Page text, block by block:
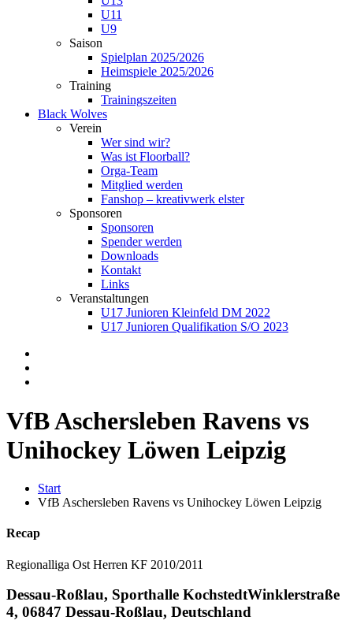
U11
U9
Saison
Spielplan 2025/2026
Heimspiele 2025/2026
Training
Trainingszeiten
Black Wolves
Verein
Wer sind wir?
Was ist Floorball?
Orga-Team
Mitglied werden
Fanshop – kreativwerk elster
Sponsoren
Sponsoren
Spender werden
Downloads
Kontakt
Links
Veranstaltungen
U17 Junioren Kleinfeld DM 2022
U17 Junioren Qualifikation S/O 2023
VfB Aschersleben Ravens vs
Unihockey Löwen Leipzig
Start
VfB Aschersleben Ravens vs Unihockey Löwen Leipzig
Recap
Regionalliga Ost Herren KF 2010/2011
Dessau-Roßlau, Sporthalle KochstedtWinklerstraße
4, 06847 Dessau-Roßlau, Deutschland